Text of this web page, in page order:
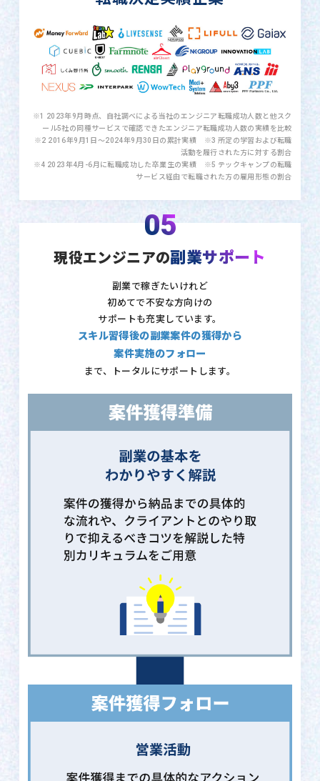
※1 2023年9月時点、自社調べによる当社のエンジニア転職成功人数と他スク
ール5社の同種サービスで確認できたエンジニア転職成功人数の実績を比較
※2 2016年9月1日〜2024年9月30日の累計実績 ※3 所定の学習および転職
活動を履行された方に対する割合
※4 2023年4月-6月に転職成功した卒業生の実績 ※5 テックキャンプの転職
サービス経由で転職された方の雇用形態の割合
05
現役エンジニアの副業サポート
副業で稼ぎたいけれど
初めてで不安な方向けの
サポートも充実しています。
スキル習得後の副業案件の獲得から
案件実施のフォロー
まで、トータルにサポートします。